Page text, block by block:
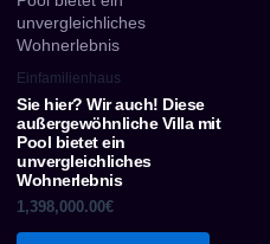
Einfamilienhaus
Sie hier? Wir auch! Diese
außergewöhnliche Villa mit
Pool bietet ein
unvergleichliches
Wohnerlebnis
1,398,000.00€